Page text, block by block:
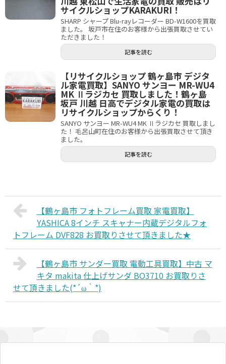
サイクルショップKARAKURI！
SHARP シャープ Blu-rayレコーダー BD-W1600を買取
ました。 坂戸市在住のお客様から出張買取させてい
ただきました！
記事を読む
【リサイクルショップ 鶴ヶ島市 デジタ
ル家電買取】SANYO サンヨー MR-WU4
MK Ⅱラジカセ 買取しました！鶴ヶ島
坂戸 川越 日高でデジタル家電の買取は
リサイクルショップからくり！
SANYO サンヨー MR-WU4 MK Ⅱラジカセ 買取しまし
た！ 毛呂山町在住のお客様から出張買取させて頂き
ました。
記事を読む
【鶴ヶ島市 フォトフレーム買取 家電買取】
YASHICA 8インチ スキャナー内蔵デジタルフォ
トフレーム DVF828 お買取りさせて頂きました★
【鶴ヶ島市 サンダー買取 電動工具買取】中古 マ
キタ makita 仕上げサンダ BO3710 お買取りさ
せて頂きました(*´ω｀*)